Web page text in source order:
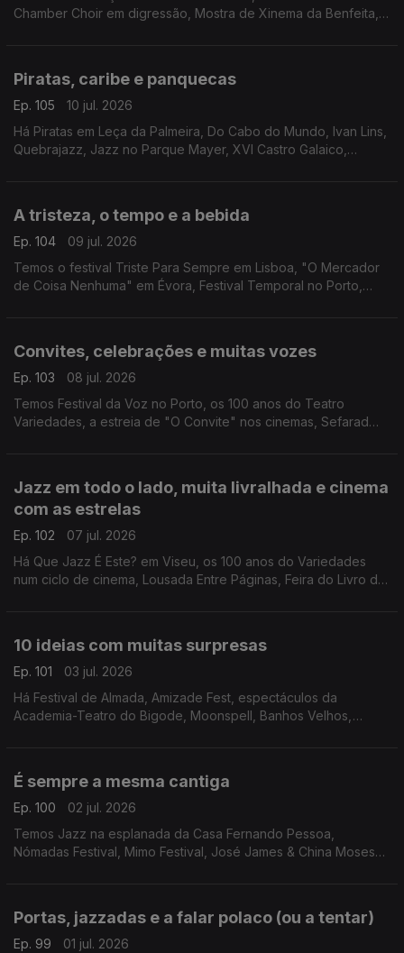
Chamber Choir em digressão, Mostra de Xinema da Benfeita,
Piratas, caribe e panquecas
Ep. 105
10 jul. 2026
Há Piratas em Leça da Palmeira, Do Cabo do Mundo, Ivan Lins,
Quebrajazz, Jazz no Parque Mayer, XVI Castro Galaico,
A tristeza, o tempo e a bebida
Ep. 104
09 jul. 2026
Temos o festival Triste Para Sempre em Lisboa, "O Mercador
de Coisa Nenhuma" em Évora, Festival Temporal no Porto,
Convites, celebrações e muitas vozes
Ep. 103
08 jul. 2026
Temos Festival da Voz no Porto, os 100 anos do Teatro
Variedades, a estreia de "O Convite" nos cinemas, Sefarad
Jazz em todo o lado, muita livralhada e cinema
com as estrelas
Ep. 102
07 jul. 2026
Há Que Jazz É Este? em Viseu, os 100 anos do Variedades
num ciclo de cinema, Lousada Entre Páginas, Feira do Livro de
10 ideias com muitas surpresas
Ep. 101
03 jul. 2026
Há Festival de Almada, Amizade Fest, espectáculos da
Academia-Teatro do Bigode, Moonspell, Banhos Velhos,
É sempre a mesma cantiga
Ep. 100
02 jul. 2026
Temos Jazz na esplanada da Casa Fernando Pessoa,
Nómadas Festival, Mimo Festival, José James & China Moses
Portas, jazzadas e a falar polaco (ou a tentar)
Ep. 99
01 jul. 2026